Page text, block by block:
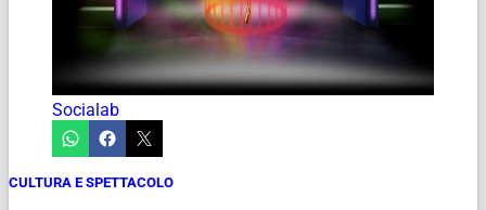
Socialab
CULTURA E SPETTACOLO